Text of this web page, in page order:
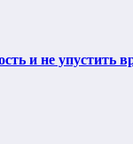
и не упустить